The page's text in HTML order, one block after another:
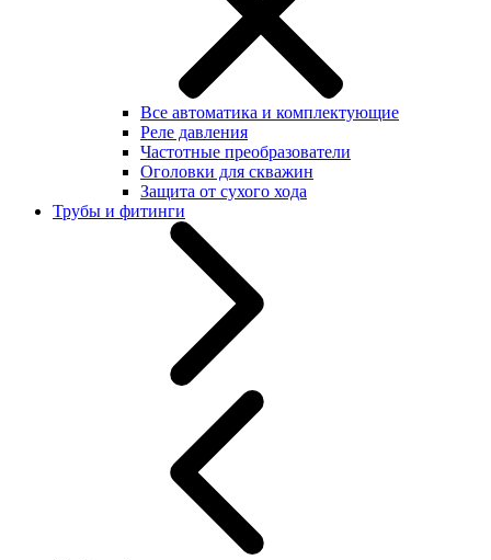
Все автоматика и комплектующие
Реле давления
Частотные преобразователи
Оголовки для скважин
Защита от сухого хода
Трубы и фитинги